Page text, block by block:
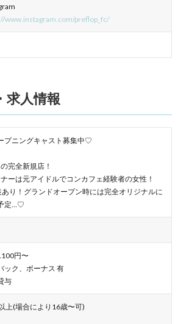
www.instagram.com/preflop_fc/
求人情報
プニングキャスト募集中♡
完全新規店！
ーは元アイドルでコンカフェ経験者の女性！
り！グランドオープン時には完全オリジナルに
定…♡
円〜
ック、ボーナス 有
与
上(場合により16歳〜可)